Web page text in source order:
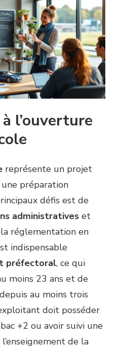
l’ouverture
représente un projet
préparation
défis est de
administratives et
réglementation en
indispensable
préfectoral, ce qui
moins 23 ans et de
depuis au moins trois
doit posséder
+2 ou avoir suivi une
de la